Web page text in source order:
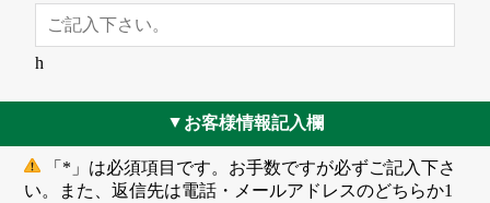
h
▲ お客様情報記入欄
「*」は必須項目です。お手数ですが必ずご記入下さ
い。また、返信先は電話・メールアドレスのどちらか1